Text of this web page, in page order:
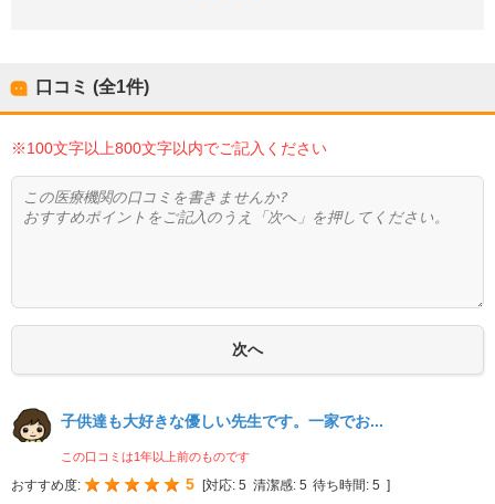
口コミ (全1件)
※100文字以上800文字以内でご記入ください
子供達も大好きな優しい先生です。一家でお...
この口コミは1年以上前のものです
おすすめ度: 5 対応: 5 清潔感: 5 待ち時間: 5